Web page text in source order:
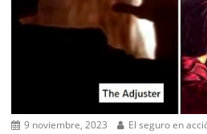
9 noviembre, 2023 El seguro en